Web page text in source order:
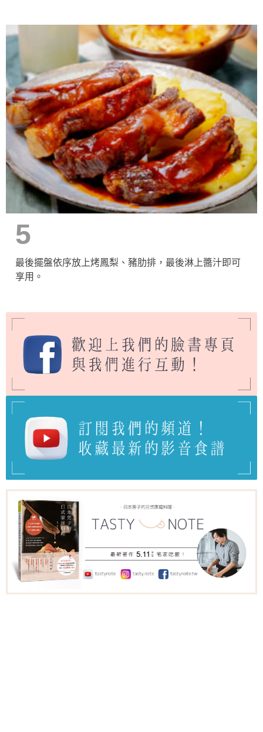
5
最後擺盤依序放上烤鳳梨、豬肋排，最後淋上醬汁即可
享用。